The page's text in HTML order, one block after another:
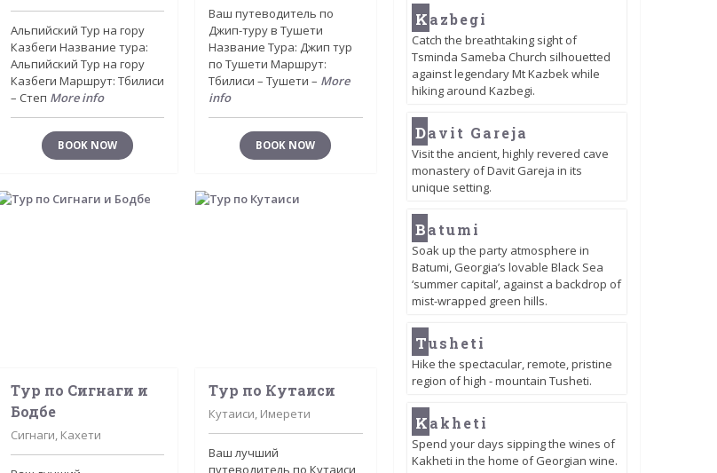
Альпийский Tур на гору
Казбеги Название тура:
Альпийский Tур на гору
Казбеги Маршрут: Тбилиси
– Степ More info
BOOK NOW
Ваш путеводитель по
Джип-туру в Тушети
Название Тура: Джип тур
по Тушети Маршрут:
Тбилиси – Тушети – More
info
BOOK NOW
Тур по Сигнаги и
Бодбе
Сигнаги, Кахети
Тур по Кутаиси
Кутаиси, Имерети
Ваш лучший
путеводитель по Кутаиси
Kazbegi
Catch the breathtaking sight of
Tsminda Sameba Church silhouetted
against legendary Mt Kazbek while
hiking around Kazbegi.
Davit Gareja
Visit the ancient, highly revered cave
monastery of Davit Gareja in its
unique setting.
Batumi
Soak up the party atmosphere in
Batumi, Georgia’s lovable Black Sea
‘summer capital’, against a backdrop of
mist-wrapped green hills.
Tusheti
Hike the spectacular, remote, pristine
region of high - mountain Tusheti.
Kakheti
Spend your days sipping the wines of
Kakheti in the home of Georgian wine.